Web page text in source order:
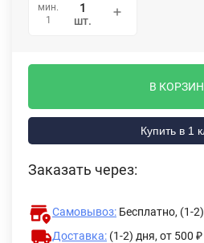
мин.
1
шт.
В
Купить в 1
Заказать через:
Самовывоз: Бесплатно, (1-
Доставка: (1-2) дня, от 500 ₽